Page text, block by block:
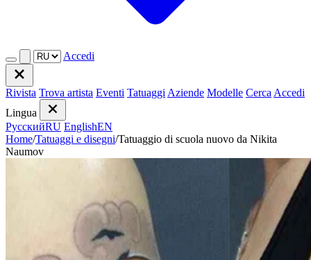
Accedi
Rivista Trova artista Eventi Tatuaggi Aziende Modelle Cerca Accedi
Lingua
РусскийRU EnglishEN
Home/Tatuaggi e disegni/Tatuaggio di scuola nuovo da Nikita
Naumov